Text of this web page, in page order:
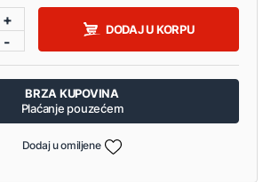
+
-
DODAJ U KORPU
BRZA KUPOVINA
Plaćanje pouzećem
Dodaj u omiljene